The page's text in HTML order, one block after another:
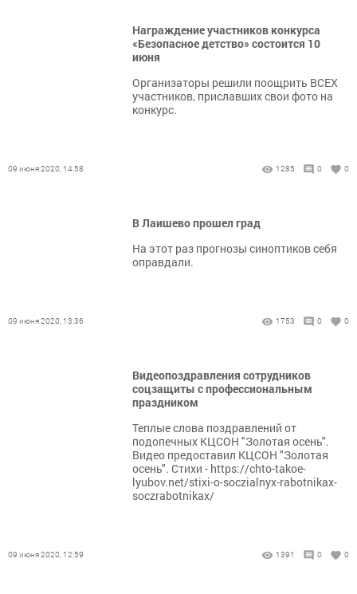
Награждение участников конкурса
«Безопасное детство» состоится 10
июня
Организаторы решили поощрить ВСЕХ
участников, приславших свои фото на
конкурс.
09 июня 2020, 14:58 1285 0 0
В Лаишево прошел град
На этот раз прогнозы синоптиков себя
оправдали.
09 июня 2020, 13:36 1753 0 0
Видеопоздравления сотрудников
соцзащиты с профессиональным
праздником
Теплые слова поздравлений от
подопечных КЦСОН "Золотая осень".
Видео предоставил КЦСОН "Золотая
осень". Стихи - https://chto-takoe-
lyubov.net/stixi-o-soczialnyx-rabotnikax-
soczrabotnikax/
09 июня 2020, 12:59 1391 0 0